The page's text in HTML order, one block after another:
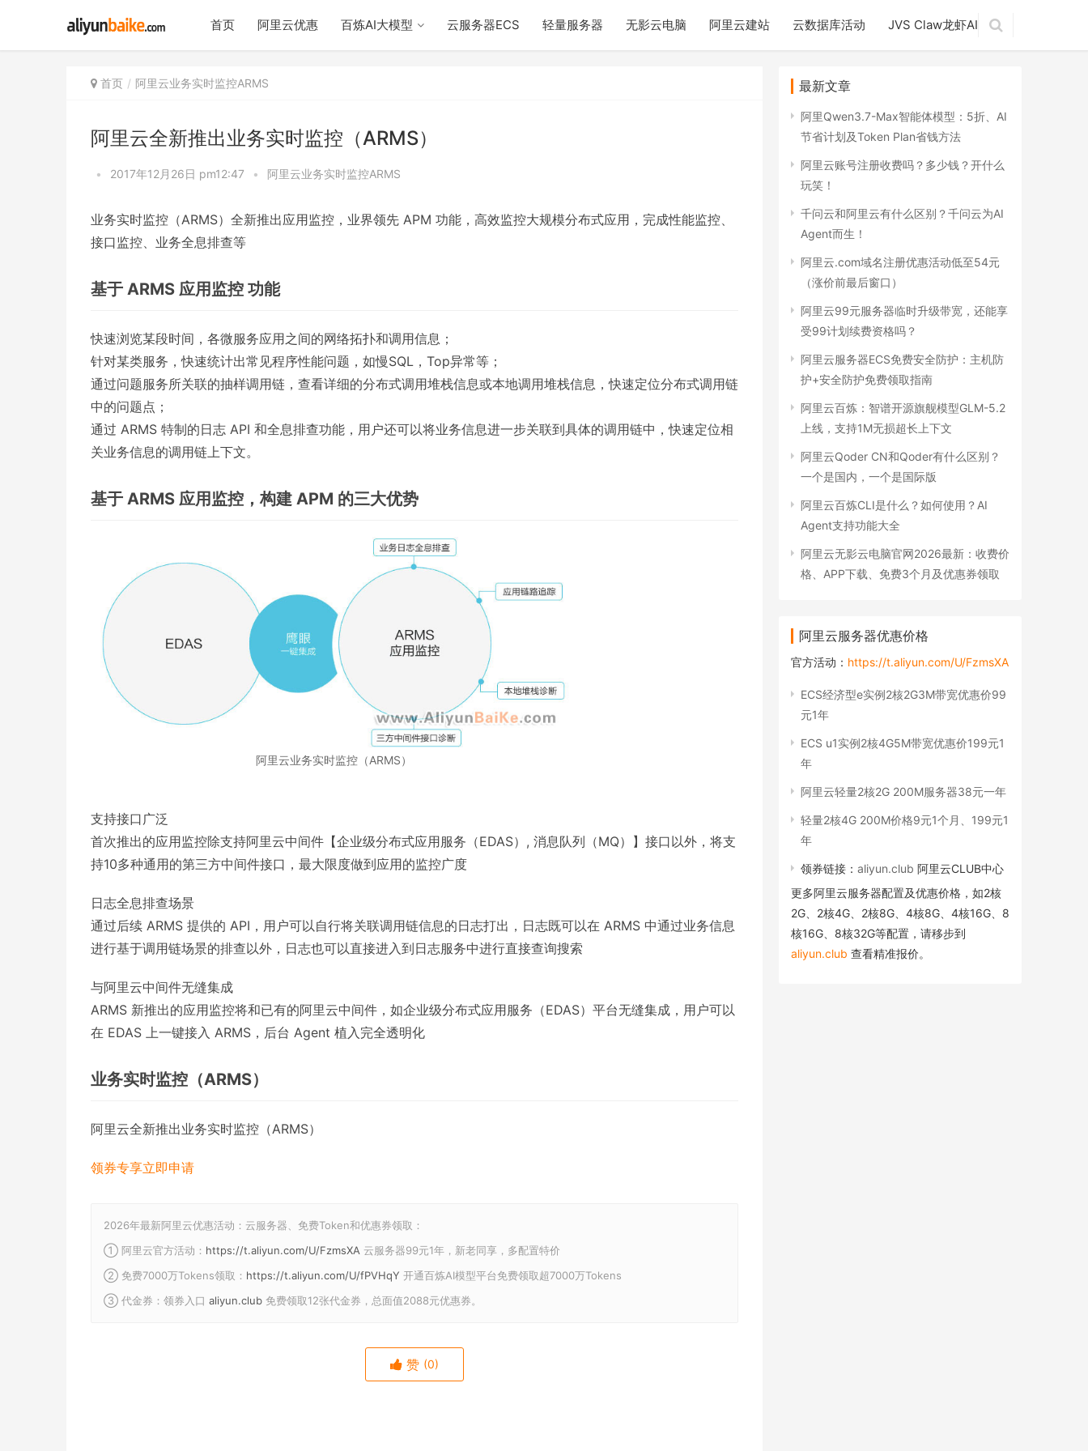
首页 阿里云优惠 百炼AI大模型 云服务器ECS 轻量服务器 无影云电脑 阿里云建站 云数据库活动 JVS Claw龙虾AI
首页 阿里云业务实时监控ARMS
阿里云全新推出业务实时监控（ARMS）
• 2017年12月26日 pm12:47 • 阿里云业务实时监控ARMS
业务实时监控（ARMS）全新推出应用监控，业界领先 APM 功能，高效监控大规模分布式应用，完成性能监控、
接口监控、业务全息排查等
基于 ARMS 应用监控 功能
快速浏览某段时间，各微服务应用之间的网络拓扑和调用信息；
针对某类服务，快速统计出常见程序性能问题，如慢SQL，Top异常等；
通过问题服务所关联的抽样调用链，查看详细的分布式调用堆栈信息或本地调用堆栈信息，快速定位分布式调用链
中的问题点；
通过 ARMS 特制的日志 API 和全息排查功能，用户还可以将业务信息进一步关联到具体的调用链中，快速定位相
关业务信息的调用链上下文。
基于 ARMS 应用监控，构建 APM 的三大优势
阿里云业务实时监控（ARMS）
支持接口广泛
首次推出的应用监控除支持阿里云中间件【企业级分布式应用服务（EDAS）, 消息队列（MQ）】接口以外，将支
持10多种通用的第三方中间件接口，最大限度做到应用的监控广度
日志全息排查场景
通过后续 ARMS 提供的 API，用户可以自行将关联调用链信息的日志打出，日志既可以在 ARMS 中通过业务信息
进行基于调用链场景的排查以外，日志也可以直接进入到日志服务中进行直接查询搜索
与阿里云中间件无缝集成
ARMS 新推出的应用监控将和已有的阿里云中间件，如企业级分布式应用服务（EDAS）平台无缝集成，用户可以
在 EDAS 上一键接入 ARMS，后台 Agent 植入完全透明化
业务实时监控（ARMS）
阿里云全新推出业务实时监控（ARMS）
领券专享立即申请
2026年最新阿里云优惠活动：云服务器、免费Token和优惠券领取：
① 阿里云官方活动： https://t.aliyun.com/U/FzmsXA 云服务器99元1年，新老同享，多配置特价
② 免费7000万Tokens领取： https://t.aliyun.com/U/fPVHqY 开通百炼AI模型平台免费领取超7000万Tokens
③ 代金券：领券入口 aliyun.club 免费领取12张代金券，总面值2088元优惠券。
赞 (0)
最新文章
阿里Qwen3.7-Max智能体模型：5折、AI
节省计划及Token Plan省钱方法
阿里云账号注册收费吗？多少钱？开什么
玩笑！
千问云和阿里云有什么区别？千问云为AI
Agent而生！
阿里云.com域名注册优惠活动低至54元
（涨价前最后窗口）
阿里云99元服务器临时升级带宽，还能享
受99计划续费资格吗？
阿里云服务器ECS免费安全防护：主机防
护+安全防护免费领取指南
阿里云百炼：智谱开源旗舰模型GLM-5.2
上线，支持1M无损超长上下文
阿里云Qoder CN和Qoder有什么区别？
一个是国内，一个是国际版
阿里云百炼CLI是什么？如何使用？AI
Agent支持功能大全
阿里云无影云电脑官网2026最新：收费价
格、APP下载、免费3个月及优惠券领取
阿里云服务器优惠价格
官方活动： https://t.aliyun.com/U/FzmsXA
ECS经济型e实例2核2G3M带宽优惠价99
元1年
ECS u1实例2核4G5M带宽优惠价199元1
年
阿里云轻量2核2G 200M服务器38元一年
轻量2核4G 200M价格9元1个月、199元1
年
领券链接： aliyun.club 阿里云CLUB中心
更多阿里云服务器配置及优惠价格，如2核
2G、2核4G、2核8G、4核8G、4核16G、8
核16G、8核32G等配置，请移步到
aliyun.club 查看精准报价。